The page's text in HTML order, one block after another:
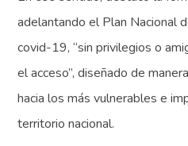
adelantando el Plan Nacional
covid-19, “sin privilegios o
el acceso”, diseñado de
hacia los más vulnerables e
territorio nacional.